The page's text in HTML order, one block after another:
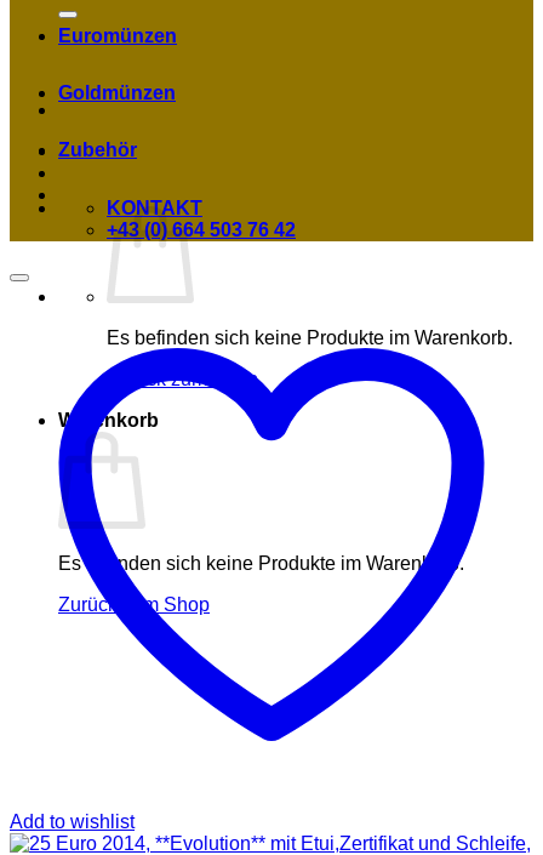
Es befinden sich keine Produkte im Warenkorb.
Zurück zum Shop
Warenkorb
Es befinden sich keine Produkte im Warenkorb.
Zurück zum Shop
Euromünzen
Goldmünzen
Zubehör
KONTAKT
+43 (0) 664 503 76 42
Add to wishlist